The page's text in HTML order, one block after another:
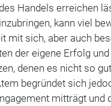
Handels erreichen
kann viel
mit sich, aber auch
der eigene Erfolg
denen es nicht so
begründet sich
mitträgt und